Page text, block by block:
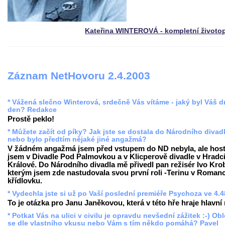
Kateřina WINTEROVÁ - kompletní
Záznam NetHovoru 2.4.2003
* Vážená slečno Winterová, srdečně Vás vítáme - jaký byl Váš
den? Redakce
Prostě peklo!
* Můžete začít od píky? Jak jste se dostala do Národního
nebo bylo předtím nějaké jiné angažmá?
V žádném angažmá jsem před vstupem do ND nebyla, ale
jsem v Divadle Pod Palmovkou a v Klicperově divadle v Hradci
Králové. Do Národního divadla mě přivedl pan režisér Ivo
kterým jsem zde nastudovala svou první roli -Terinu v
křídlovku.
* Vydechla jste si už po Vaší poslední premiéře Psychoza ve
To je otázka pro Janu Janěkovou, která v této hře hraje hlavní
* Potkat Vás na ulici v civilu je opravdu nevšední zážitek :-)
se dle vlastního vkusu nebo Vám s tím někdo pomáhá? Pavel